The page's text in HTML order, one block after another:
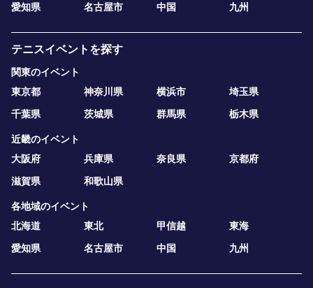
愛知県
名古屋市 中国 九州
テニスイベントを探す
関東のイベント
東京都
神奈川県 横浜市
埼玉県
千葉県
茨城県 群馬県 栃木県
近畿のイベント
大阪府
兵庫県 奈良県
京都府
滋賀県
和歌山県
各地域のイベント
北海道
東北 甲信越
東海
愛知県
名古屋市 中国 九州